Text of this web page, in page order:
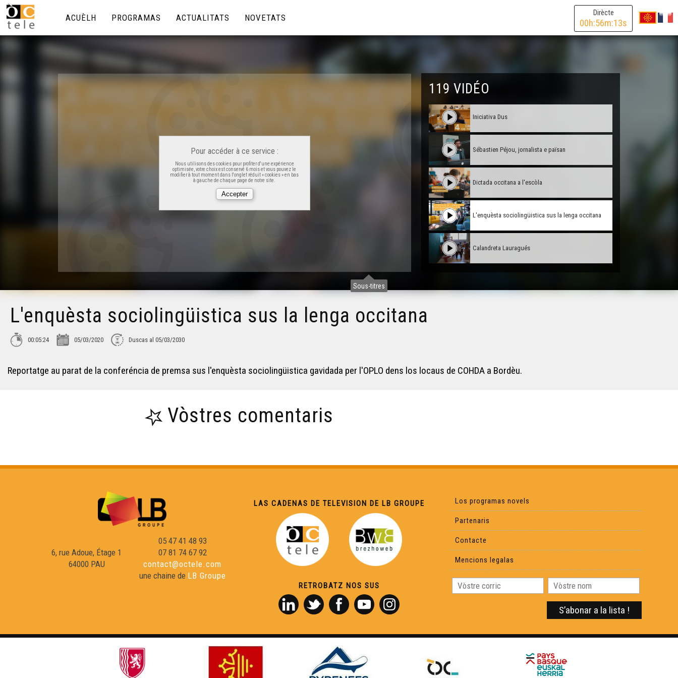
Dirècte
00h:56m:13s
ACUÈLH PROGRAMAS ACTUALITATS NOVETATS
Sous-titres
Pour accéder à ce service :
Nous utilisons des cookies pour profiter d'une expérience
optimisée, votre choix est conservé 6 mois et vous pouvez le
modifier à tout moment dans l'onglet réduit « cookies » en bas
à gauche de chaque page de notre site.
119 VIDÉOLas Jornadas regionalas
Iniciativa Dus
Sébastien Péjou, jornalista e païsan
Dictada occitana a l'escòla
L'enquèsta sociolingüistica sus la lenga occitana
Calandreta Lauragués
Quan braman los cèrvis - Reportatge
Linguatec - Reportatge
Los circuits bracs en Bigòrra - Reportatge
En cò vòstre : La Tiny House - Reportatge
Juranson : l'annada d'un vinhèr - Reportatge
L'enquèsta sociolingüistica sus la lenga occitana
00:05:24 05/03/2020 Duscas al 05/03/2030
Reportatge au parat de la conferéncia de premsa sus l'enquèsta sociolingüistica gavidada per l'OPLO dens los locaus de COHDA a Bordèu.
Vòstres comentaris
6, rue Adoue, Étage 1
64000 PAU
05 47 41 48 93
07 81 74 67 92
contact@octele.com
une chaine de LB Groupe
LAS CADENAS DE TELEVISION DE LB GROUPE
RETROBATZ NOS SUS
Los programas novels
Partenaris
Contacte
Mencions legalas